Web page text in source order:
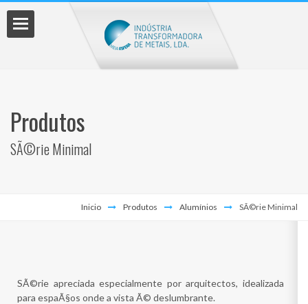
Produtos
SÃ©rie Minimal
Inicio Produtos Alumínios SÃ©rie Minimal
SÃ©rie apreciada especialmente por arquitectos, idealizada
para espaÃ§os onde a vista Ã© deslumbrante.